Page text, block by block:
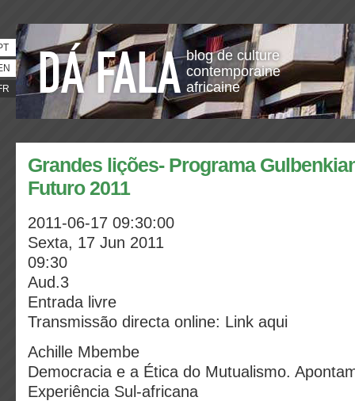
blog de culture
contemporaine
africaine
Grandes lições- Programa
Futuro 2011
2011-06-17 09:30:00
Sexta, 17 Jun 2011
09:30
Aud.3
Entrada livre
Transmissão directa online: Link aqui
Achille Mbembe
Democracia e a Ética do Mutualismo.
Experiência Sul-africana